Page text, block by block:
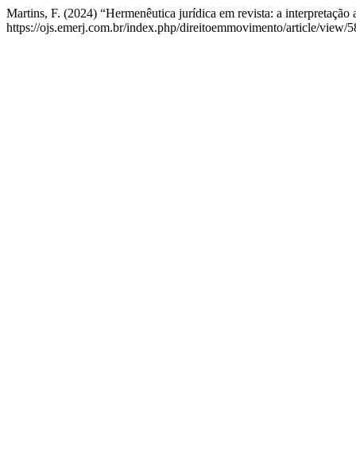
Martins, F. (2024) “Hermenêutica jurídica em revista: a interpretação
https://ojs.emerj.com.br/index.php/direitoemmovimento/article/view/